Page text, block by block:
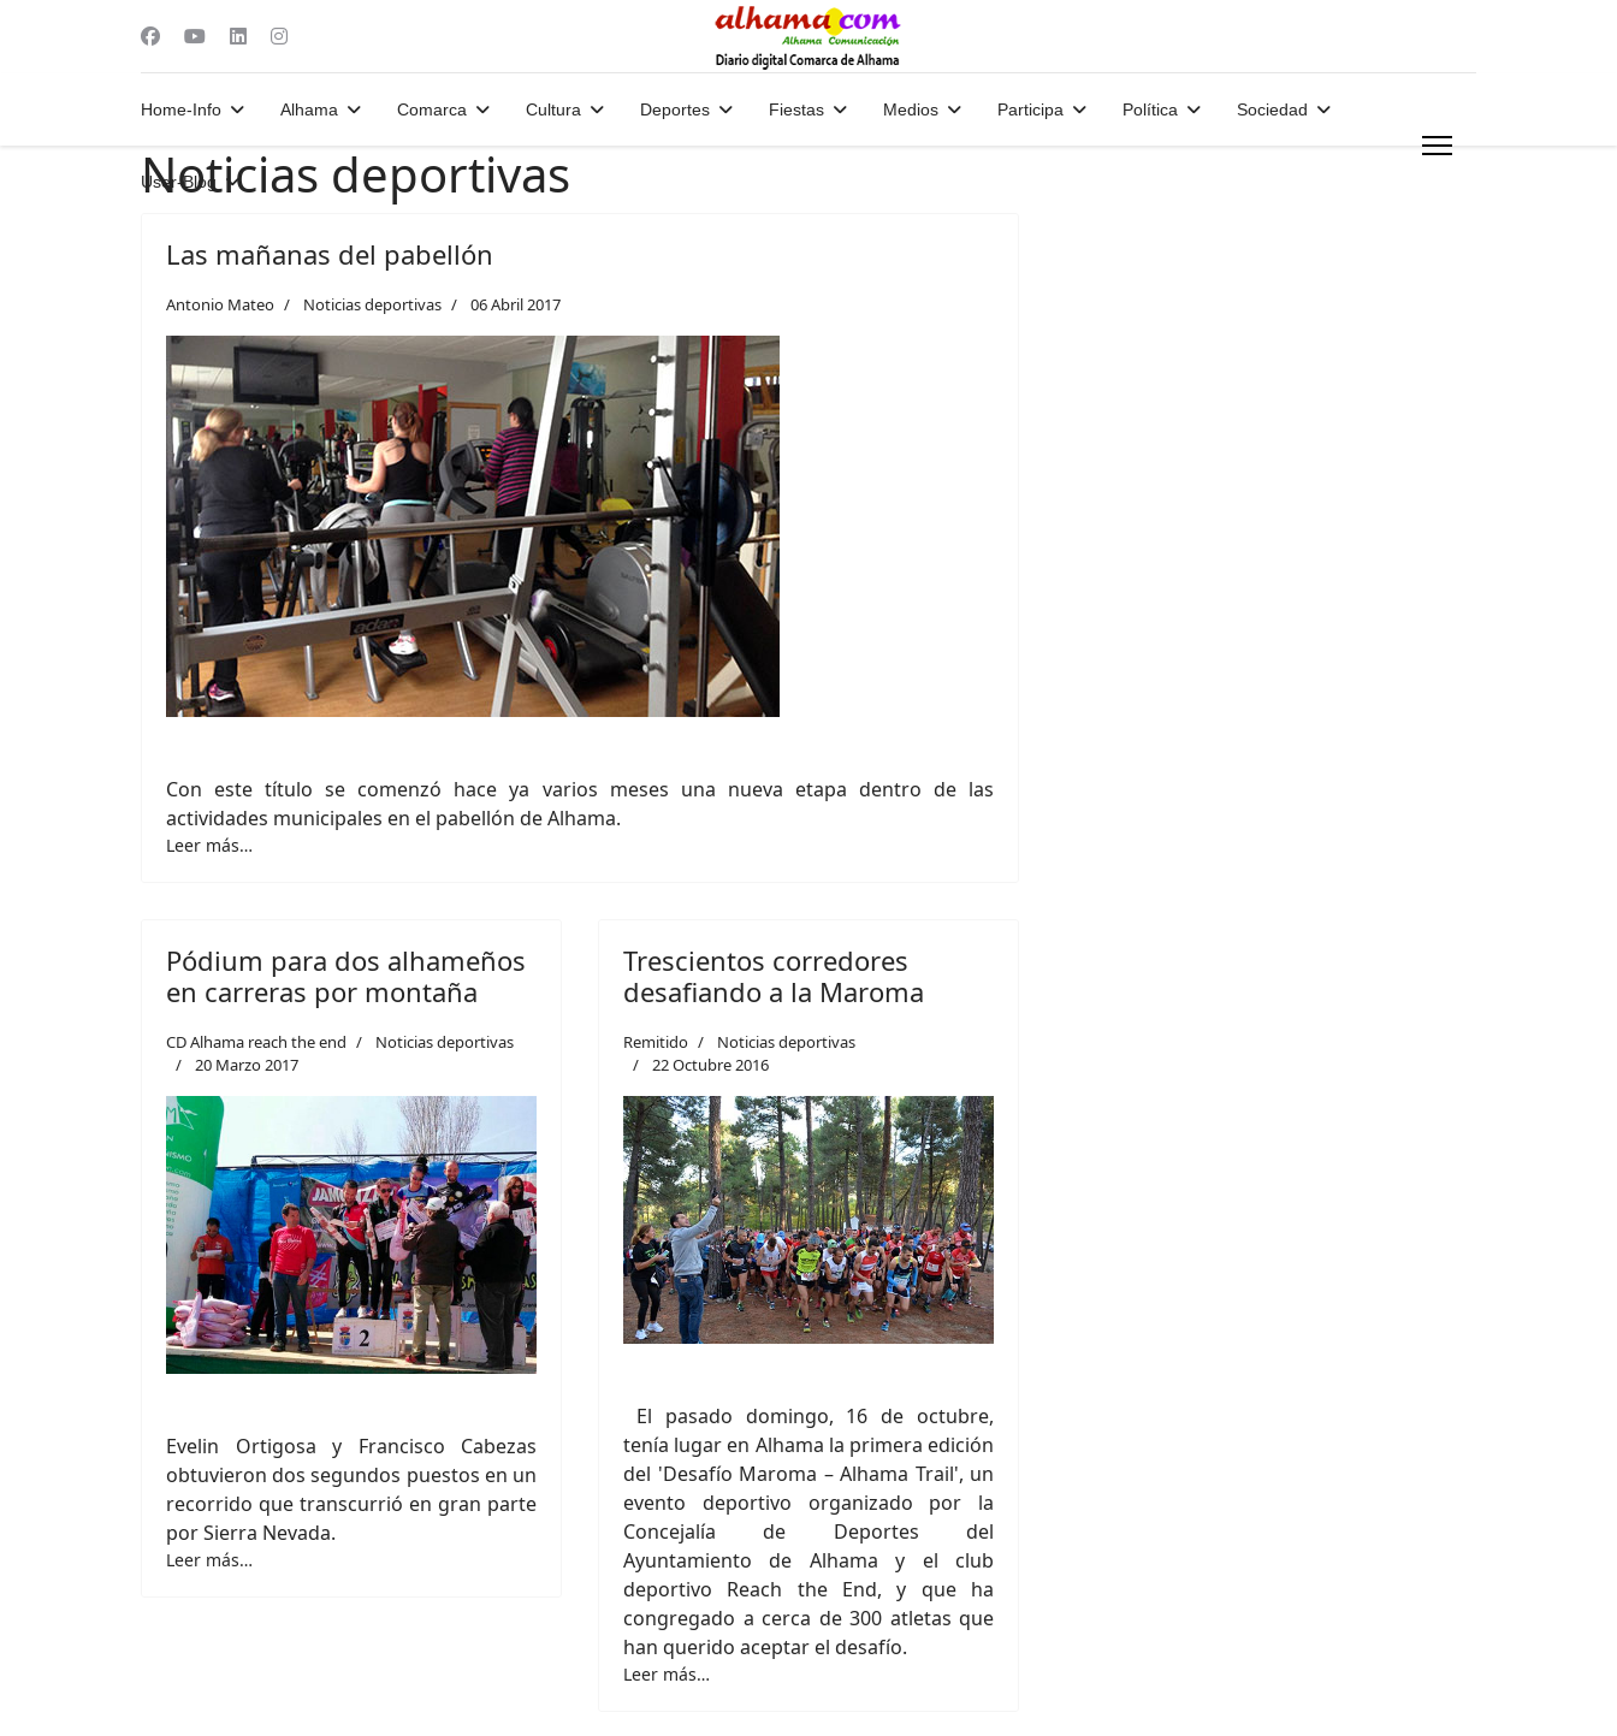
Home-Info Alhama Comarca Cultura Deportes Fiestas Medios Participa Política Sociedad
User-Blog
Noticias deportivas
Las mañanas del pabellón
Antonio Mateo Noticias deportivas 06 Abril 2017
Con este título se comenzó hace ya varios meses una nueva etapa dentro de las
actividades municipales en el pabellón de Alhama.
Leer más…
Pódium para dos alhameños
en carreras por montaña
CD Alhama reach the end
Noticias deportivas
20 Marzo 2017
Evelin Ortigosa y Francisco Cabezas
obtuvieron dos segundos puestos en un
recorrido que transcurrió en gran parte
por Sierra Nevada.
Leer más…
Trescientos corredores
desafiando a la Maroma
Remitido
Noticias deportivas
22 Octubre 2016
El pasado domingo, 16 de octubre,
tenía lugar en Alhama la primera edición
del 'Desafío Maroma – Alhama Trail', un
evento deportivo organizado por la
Concejalía de Deportes del
Ayuntamiento de Alhama y el club
deportivo Reach the End, y que ha
congregado a cerca de 300 atletas que
han querido aceptar el desafío.
Leer más…